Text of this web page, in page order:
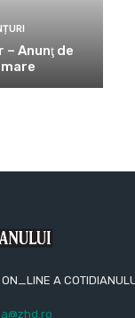
– Anunţ de
A